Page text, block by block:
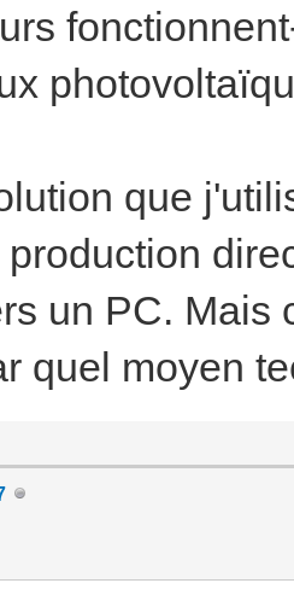
que
un PC. Mais
quel moyen